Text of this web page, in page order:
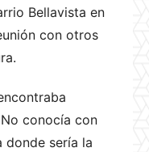
Bellavista en
con otros
conocía con
donde sería la